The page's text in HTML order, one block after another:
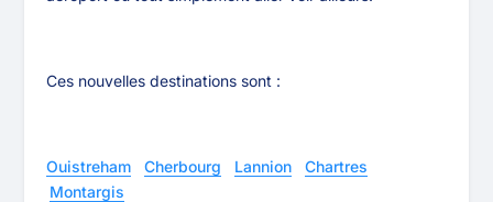
Ces nouvelles destinations sont :
Ouistreham Cherbourg Lannion
Chartres
Montargis